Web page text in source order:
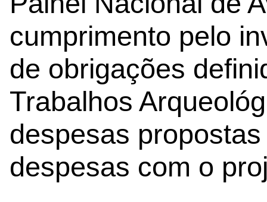
cumprimento pelo
de obrigações
Trabalhos
despesas
despesas com o